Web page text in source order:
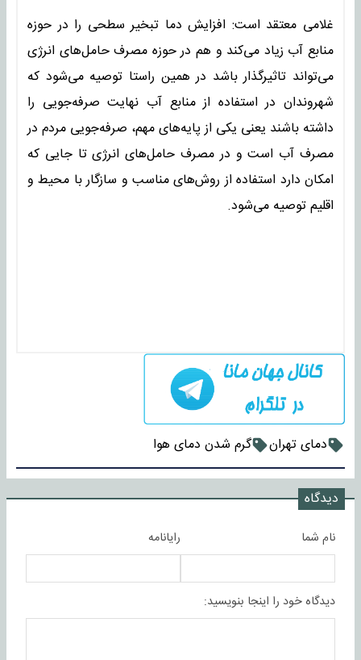
غلامی معتقد است: افزایش دما تبخیر سطحی را در حوزه
منابع آب زیاد می‌کند و هم در حوزه مصرف حامل‌های انرژی
می‌تواند تاثیرگذار باشد در همین راستا توصیه می‌شود که
شهروندان در استفاده از منابع آب نهایت صرفه‌جویی را
داشته باشند یعنی یکی از پایه‌های مهم، صرفه‌جویی مردم در
مصرف آب است و در مصرف حامل‌های انرژی تا جایی که
امکان دارد استفاده از روش‌های مناسب و سازگار با محیط و
اقلیم توصیه می‌شود.
دمای تهران گرم شدن دمای هوا
دیدگاه
نام شما رایانامه
دیدگاه خود را اینجا بنویسید: